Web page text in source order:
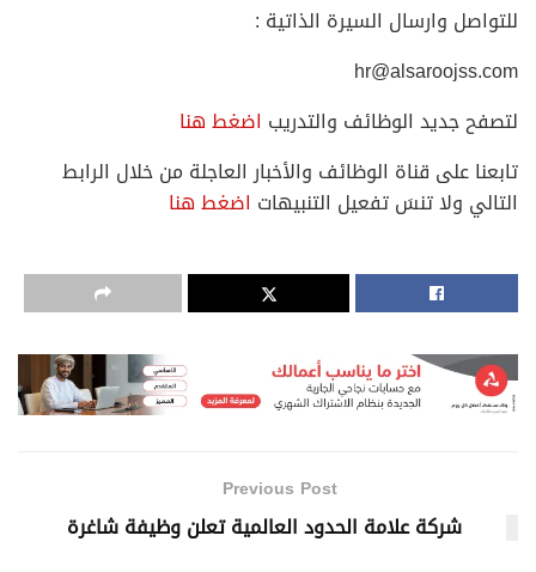
للتواصل وارسال السيرة الذاتية :
hr@alsaroojss.com
لتصفح جديد الوظائف والتدريب اضغط هنا
تابعنا على قناة الوظائف والأخبار العاجلة من خلال الرابط
التالي ولا تنسَ تفعيل التنبيهات اضغط هنا
Previous Post
شركة علامة الحدود العالمية تعلن وظيفة شاغرة